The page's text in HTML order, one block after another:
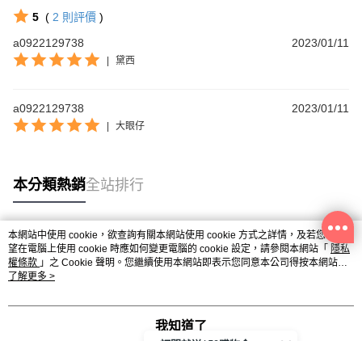
5 ( 2 則評價 )
a0922129738
2023/01/11
黛西
a0922129738 2023/01/11
大眼仔
本分類熱銷全站排行
熱門標籤
本網站中使用 cookie，欲查詢有關本網站使用 cookie 方式之詳情，及若您不希
望在電腦上使用 cookie 時應如何變更電腦的 cookie 設定，請參閱本網站「 隱私
權條款 」之 Cookie 聲明。您繼續使用本網站即表示您同意本公司得按本網站使
用條款之 Cookie 聲明使用 cookie。
了解更多 >
我知道了